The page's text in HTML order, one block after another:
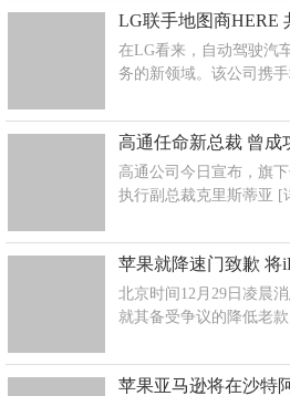
在LG看来，自动驾驶汽
务的新领域。该公司携
高通任命新总裁 曾成
高通公司今日宣布，旗下
执行副总裁克里斯蒂亚 [
北京时间12月29日凌晨
就其备受争议的降低老款
苹果亚马逊将在沙特